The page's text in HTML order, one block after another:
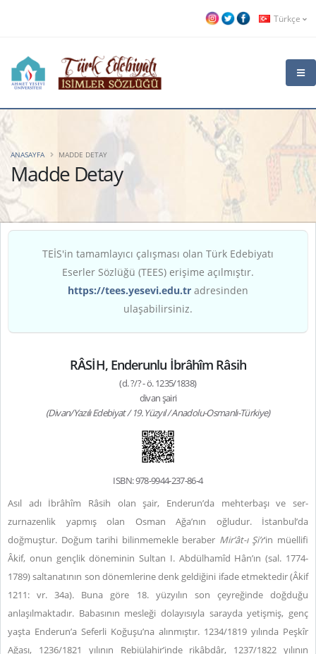
Türkçe
Madde Detay
ANASAYFA MADDE DETAY
TEİS'in tamamlayıcı çalışması olan Türk Edebiyatı
Eserler Sözlüğü (TEES) erişime açılmıştır.
https://tees.yesevi.edu.tr adresinden
ulaşabilirsiniz.
RÂSİH, Enderunlu İbrâhîm Râsih
(d. ?/? - ö. 1235/1838)
divan şairi
(Divan/Yazılı Edebiyat / 19. Yüzyıl / Anadolu-Osmanlı-Türkiye)
ISBN: 978-9944-237-86-4
Asıl adı İbrâhîm Râsih olan şair, Enderun’da mehterbaşı ve ser-
zurnazenlik yapmış olan Osman Ağa’nın oğludur. İstanbul’da
doğmuştur. Doğum tarihi bilinmemekle beraber Mir’ât-ı Şi’r’in müellifi
Âkif, onun gençlik döneminin Sultan I. Abdülhamîd Hân’ın (sal. 1774-
1789) saltanatının son dönemlerine denk geldiğini ifade etmektedir (Âkif
1211: vr. 34a). Buna göre 18. yüzyılın son çeyreğinde doğduğu
anlaşılmaktadır. Babasının mesleği dolayısıyla sarayda yetişmiş, genç
yaşta Enderun’a Seferli Koğuşu’na alınmıştır. 1234/1819 yılında Peşkîr
Ağası, 1236/1821 yılının Rebiülahir’inde rikâbdâr, 1237/1822 yılının